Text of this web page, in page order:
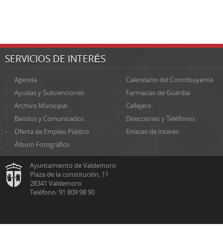
SERVICIOS DE INTERÉS
Agenda
Calendario del Contribuyente
Ayudas y Subvenciones
Farmacias de Guardia
Archivo Municipal
Callejero
Bandos y Comunicados
Direcciones y Teléfonos
Oferta de Empleo Público
Enlaces de interés
Álbum Fotográfico
Ayuntamiento de Valdemoro
Plaza de la constitución, 11
28341 Valdemoro
Teléfono: 91 809 98 90